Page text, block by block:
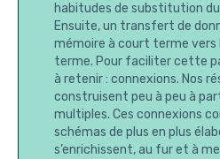
habitudes de substitution
Ensuite, un transfert de
mémoire à court terme vers
terme. Pour faciliter cette
à retenir : connexions. Nos
construisent peu à peu à
multiples. Ces connexions
schémas de plus en plus
s’enrichissent, au fur et à